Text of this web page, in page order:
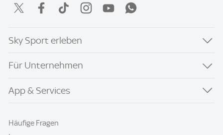
Sky Sport erleben
Für Unternehmen
App & Services
Häufige Fragen